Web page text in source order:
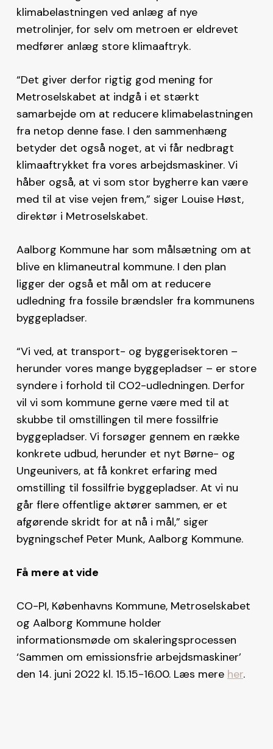
klimabelastningen ved anlæg af nye
metrolinjer, for selv om metroen er eldrevet
medfører anlæg store klimaaftryk.
“Det giver derfor rigtig god mening for
Metroselskabet at indgå i et stærkt
samarbejde om at reducere klimabelastningen
fra netop denne fase. I den sammenhæng
betyder det også noget, at vi får nedbragt
klimaaftrykket fra vores arbejdsmaskiner. Vi
håber også, at vi som stor bygherre kan være
med til at vise vejen frem,” siger Louise Høst,
direktør i Metroselskabet.
Aalborg Kommune har som målsætning om at
blive en klimaneutral kommune. I den plan
ligger der også et mål om at reducere
udledning fra fossile brændsler fra kommunens
byggepladser.
“Vi ved, at transport- og byggerisektoren –
herunder vores mange byggepladser – er store
syndere i forhold til CO2-udledningen. Derfor
vil vi som kommune gerne være med til at
skubbe til omstillingen til mere fossilfrie
byggepladser. Vi forsøger gennem en række
konkrete udbud, herunder et nyt Børne- og
Ungeunivers, at få konkret erfaring med
omstilling til fossilfrie byggepladser. At vi nu
går flere offentlige aktører sammen, er et
afgørende skridt for at nå i mål,” siger
bygningschef Peter Munk, Aalborg Kommune.
Få mere at vide
CO-PI, Københavns Kommune, Metroselskabet
og Aalborg Kommune holder
informationsmøde om skaleringsprocessen
‘Sammen om emissionsfrie arbejdsmaskiner’
den 14. juni 2022 kl. 15.15-16.00. Læs mere her.